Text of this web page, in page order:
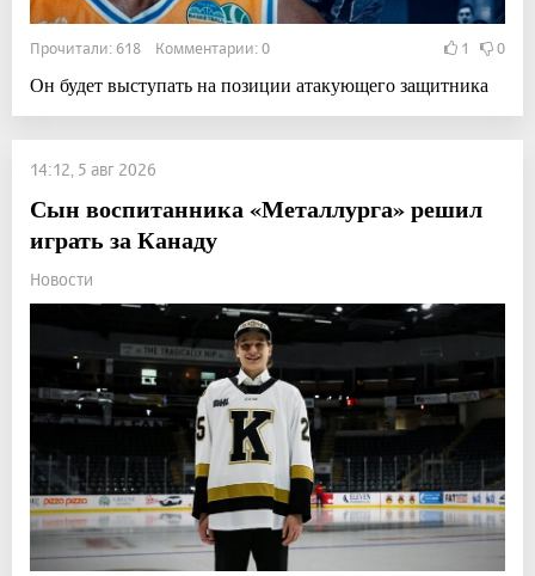
Прочитали: 618 Комментарии: 0 1 0
Он будет выступать на позиции атакующего защитника
14:12, 5 авг 2026
Сын воспитанника «Металлурга» решил
играть за Канаду
Новости